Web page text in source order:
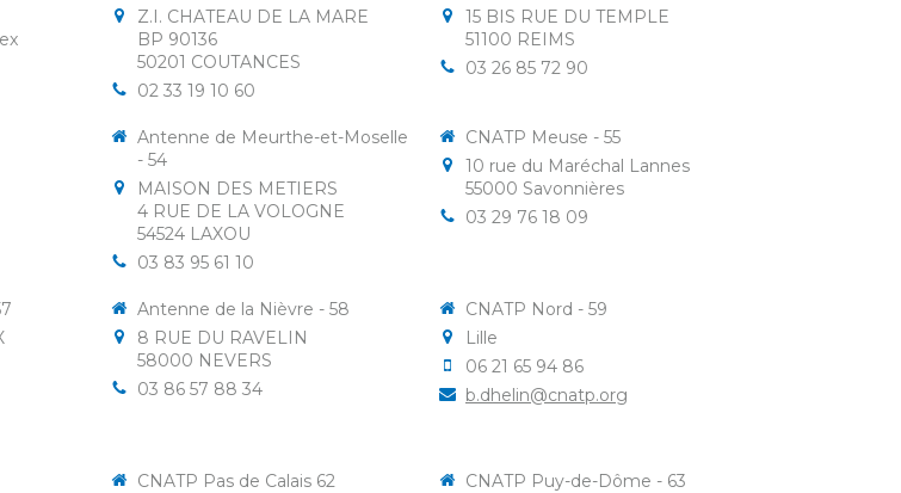
Z.I. CHATEAU DE LA MARE
BP 90136
50201 COUTANCES
02 33 19 10 60
15 BIS RUE DU TEMPLE
51100 REIMS
03 26 85 72 90
Antenne de Meurthe-et-Moselle
- 54
MAISON DES METIERS
4 RUE DE LA VOLOGNE
54524 LAXOU
03 83 95 61 10
CNATP Meuse - 55
10 rue du Maréchal Lannes
55000 Savonnières
03 29 76 18 09
Antenne de la Nièvre - 58
8 RUE DU RAVELIN
58000 NEVERS
03 86 57 88 34
CNATP Nord - 59
Lille
06 21 65 94 86
b.dhelin@cnatp.org
CNATP Pas de Calais 62
CNATP Puy-de-Dôme - 63